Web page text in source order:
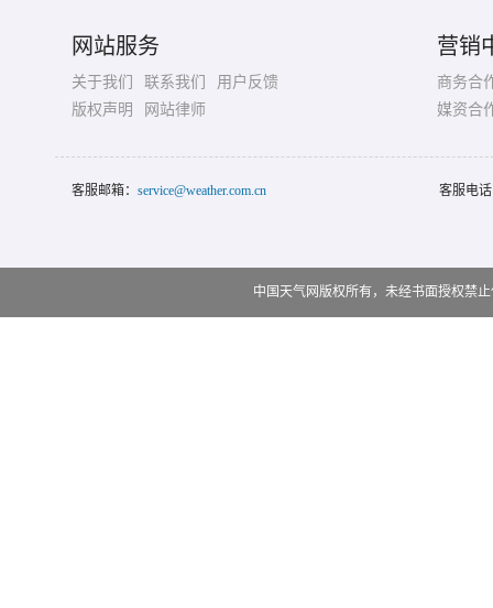
网站服务
关于我们 联系我们
用户反馈
版权声明
网站律师
营销
商务合
媒资合
客服邮箱： service@weather.com.cn 客服电
中国天气网版权所有，未经书面授权